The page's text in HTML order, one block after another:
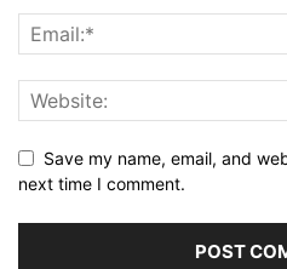
Save my name, email, and
next time I comment.